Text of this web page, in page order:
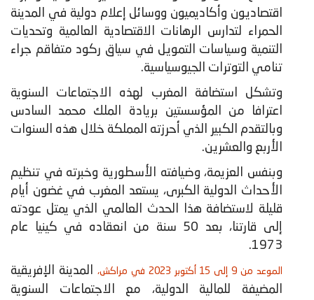
اقتصاديون وأكاديميون ووسائل إعلام دولية في المدينة
الحمراء لتدارس الرهانات الاقتصادية العالمية وتحديات
التنمية وسياسات التمويل في سياق ركود متفاقم جراء
تنامي التوترات الجيوسياسية.
وتشكل استضافة المغرب لهذه الاجتماعات السنوية
اعترافا من المؤسستين بريادة الملك محمد السادس
وبالتقدم الكبير الذي أحرزته المملكة خلال هذه السنوات
الأربع والعشرين.
وبنفس العزيمة، وضيافته الأسطورية وخبرته في تنظيم
الأحداث الدولية الكبرى، يستعد المغرب في غضون أيام
قليلة لاستضافة هذا الحدث العالمي الذي يمتل عودته
إلى قارتنا، بعد 50 سنة من انعقاده في كينيا عام
1973.
الموعد من 9 إلى 15 أكتوبر 2023 في مراكش،
المدينة الإفريقية
المضيفة للمالية الدولية، مع الاجتماعات السنوية